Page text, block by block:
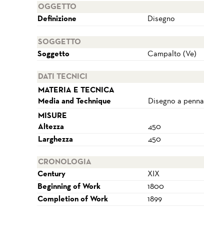
OGGETTO
Definizione
Disegno
SOGGETTO
Soggetto
Campalto (Ve)
DATI TECNICI
MATERIA E TECNICA
Media and Technique
Disegno a penna
MISURE
Altezza
450
Larghezza
450
CRONOLOGIA
Century
XIX
Beginning of Work
1800
Completion of Work
1899